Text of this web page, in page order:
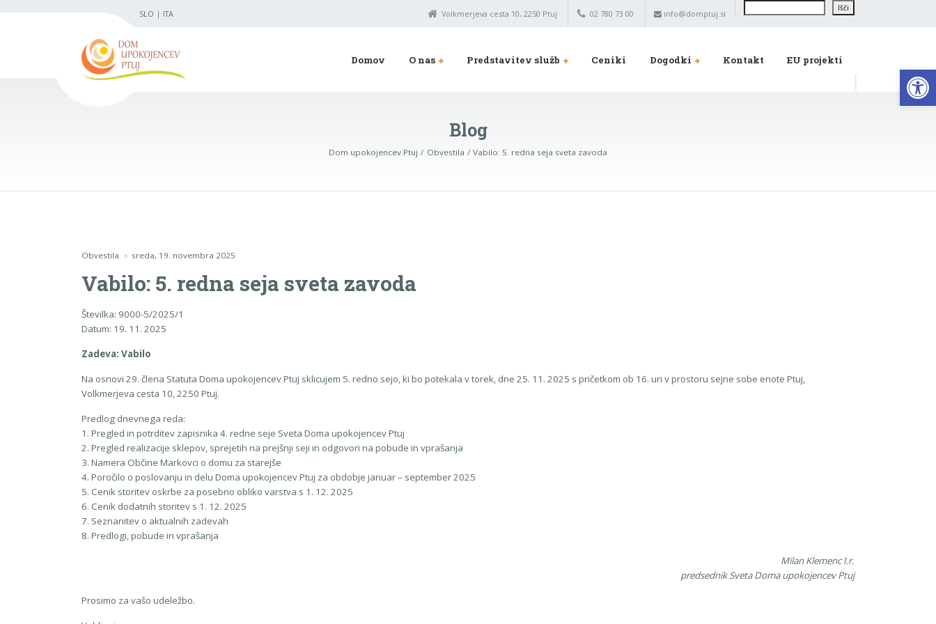
SLO | ITA Volkmerjeva cesta 10, 2250 Ptuj 02 780 73 00 info@domptuj.si
Išči
Domov O nas Predstavitev služb Ceniki Dogodki Kontakt EU projekti
Blog
Dom upokojencev Ptuj Obvestila Vabilo: 5. redna seja sveta zavoda
Obvestila sreda, 19. novembra 2025
Vabilo: 5. redna seja sveta zavoda
Številka: 9000-5/2025/1
Datum: 19. 11. 2025
Zadeva: Vabilo
Na osnovi 29. člena Statuta Doma upokojencev Ptuj sklicujem 5. redno sejo, ki bo potekala v torek, dne 25. 11. 2025 s pričetkom ob 16. uri v prostoru sejne sobe enote Ptuj,
Volkmerjeva cesta 10, 2250 Ptuj.
Predlog dnevnega reda:
1. Pregled in potrditev zapisnika 4. redne seje Sveta Doma upokojencev Ptuj
2. Pregled realizacije sklepov, sprejetih na prejšnji seji in odgovori na pobude in vprašanja
3. Namera Občine Markovci o domu za starejše
4. Poročilo o poslovanju in delu Doma upokojencev Ptuj za obdobje januar – september 2025
5. Cenik storitev oskrbe za posebno obliko varstva s 1. 12. 2025
6. Cenik dodatnih storitev s 1. 12. 2025
7. Seznanitev o aktualnih zadevah
8. Predlogi, pobude in vprašanja
Milan Klemenc l.r.
predsednik Sveta Doma upokojencev Ptuj
Prosimo za vašo udeležbo.